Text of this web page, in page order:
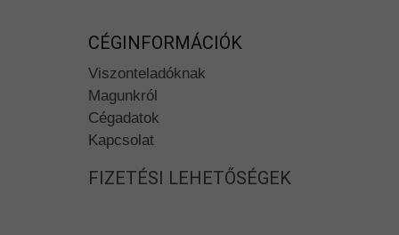
CÉGINFORMÁCIÓK
Viszonteladóknak
Magunkról
Cégadatok
Kapcsolat
FIZETÉSI LEHETŐSÉGEK